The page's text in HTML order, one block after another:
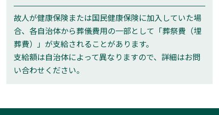
故人が健康保険または国民健康保険に加入していた場
合、各自治体から葬儀費用の一部として「葬祭費（埋
葬費）」が支給されることがあります。
支給額は自治体によって異なりますので、詳細はお問
い合わせください。